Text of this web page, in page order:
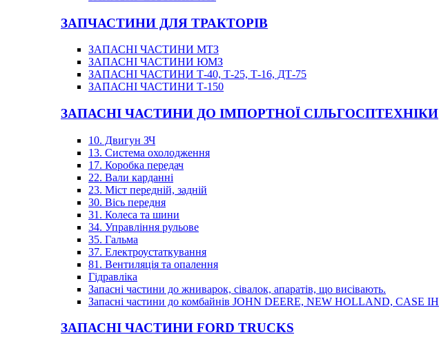
ЗАПЧАСТИНИ ДЛЯ ТРАКТОРІВ
ЗАПАСНІ ЧАСТИНИ МТЗ
ЗАПАСНІ ЧАСТИНИ ЮМЗ
ЗАПАСНІ ЧАСТИНИ Т-40, Т-25, Т-16, ДТ-75
ЗАПАСНІ ЧАСТИНИ Т-150
ЗАПАСНІ ЧАСТИНИ ДО ІМПОРТНОЇ СІЛЬГОСПТЕХНІКИ
10. Двигун ЗЧ
13. Система охолодження
17. Коробка передач
22. Вали карданні
23. Міст передній, задній
30. Вісь передня
31. Колеса та шини
34. Управління рульове
35. Гальма
37. Електроустаткування
81. Вентиляція та опалення
Гідравліка
Запасні частини до жниварок, сівалок, апаратів, що висівають.
Запасні частини до комбайнів JOHN DEERE, NEW HOLLAND, CASE IH
ЗАПАСНІ ЧАСТИНИ FORD TRUCKS